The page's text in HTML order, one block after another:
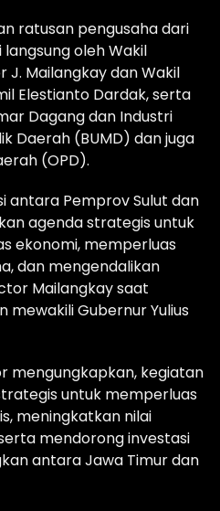
ratusan pengusaha dari
oleh Wakil
J. Mailangkay dan Wakil
Elestianto Dardak, serta
Dagang dan Industri
Daerah (BUMD) dan juga
(OPD).
antara Pemprov Sulut dan
agenda strategis untuk
ekonomi, memperluas
dan mengendalikan
Mailangkay saat
Gubernur Yulius
mengungkapkan, kegiatan
untuk memperluas
meningkatkan nilai
mendorong investasi
antara Jawa Timur dan